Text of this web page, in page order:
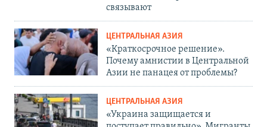
связывают
ЦЕНТРАЛЬНАЯ АЗИЯ
«Краткосрочное решение».
Почему амнистии в Центральной
Азии не панацея от проблемы?
ЦЕНТРАЛЬНАЯ АЗИЯ
«Украина защищается и